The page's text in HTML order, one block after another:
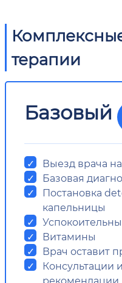
терапии
Базовый
Выезд врача
Базовая
Постановка
капельницы
Витамины
Врач оставит
Консультации и
рекомендации